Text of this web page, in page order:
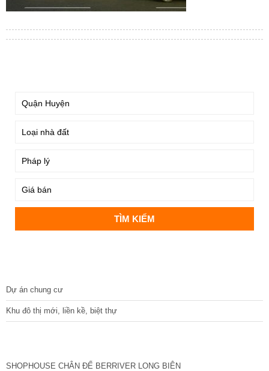
Dự án chung cư
Khu đô thị mới, liền kề, biệt thự
SHOPHOUSE CHÂN ĐẾ BERRIVER LONG BIÊN